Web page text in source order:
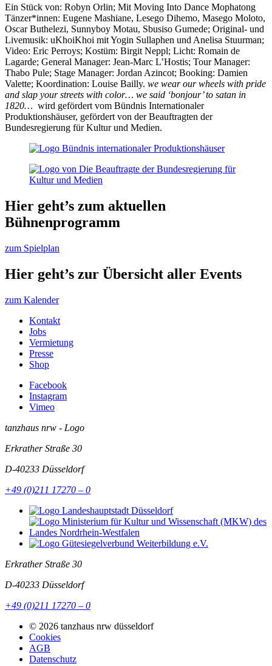
Ein Stück von: Robyn Orlin; Mit Moving Into Dance Mophatong
Tänzer*innen: Eugene Mashiane, Lesego Dihemo, Masego Moloto,
Oscar Buthelezi, Sunnyboy Motau, Sbusiso Gumede; Original- und
Livemusik: uKhoiKhoi mit Yogin Sullaphen und Anelisa Stuurman;
Video: Eric Perroys; Kostüm: Birgit Neppl; Licht: Romain de
Lagarde; General Manager: Jean-Marc L’Hostis; Tour Manager:
Thabo Pule; Stage Manager: Jordan Azincot; Booking: Damien
Valette; Koordination: Louise Bailly. we wear our wheels with pride
and slap your streets with color… we said ‘bonjour’ to satan in
1820… wird gefördert vom Bündnis Internationaler
Produktionshäuser, gefördert von der Beauftragten der
Bundesregierung für Kultur und Medien.
Hier geht’s zum aktuellen
Bühnenprogramm
zum Spielplan
Hier geht’s zur Übersicht aller Events
zum Kalender
Kontakt
Jobs
Vermietung
Presse
Shop
Facebook
Instagram
Vimeo
tanzhaus nrw - Logo
Erkrather Straße 30
D-40233 Düsseldorf
+49 (0)211 17270 – 0
Erkrather Straße 30
D-40233 Düsseldorf
+49 (0)211 17270 – 0
© 2026 tanzhaus nrw düsseldorf
Cookies
AGB
Datenschutz